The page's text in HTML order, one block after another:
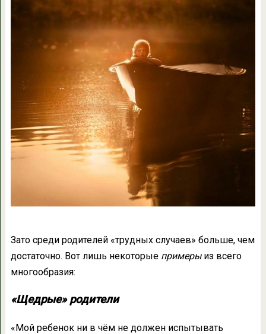
Зато среди родителей «трудных случаев» больше, чем
достаточно. Вот лишь некоторые примерыиз всего
многообразия:
«Щедрые» родители
«Мой ребенок ни в чём не должен испытывать